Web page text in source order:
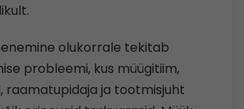
olukorrale tekitab
probleemi, kus müügitiim,
raamatupidaja ja tootmisjuht